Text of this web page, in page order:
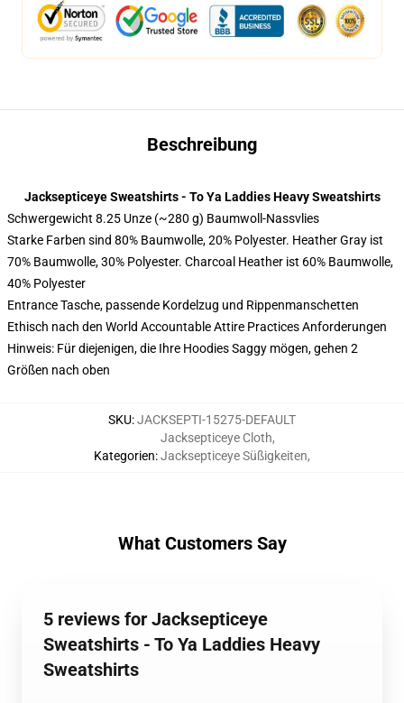
Beschreibung
Jacksepticeye Sweatshirts - To Ya Laddies Heavy Sweatshirts
Schwergewicht 8.25 Unze (~280 g) Baumwoll-Nassvlies
Starke Farben sind 80% Baumwolle, 20% Polyester. Heather Gray ist
70% Baumwolle, 30% Polyester. Charcoal Heather ist 60% Baumwolle,
40% Polyester
Entrance Tasche, passende Kordelzug und Rippenmanschetten
Ethisch nach den World Accountable Attire Practices Anforderungen
Hinweis: Für diejenigen, die Ihre Hoodies Saggy mögen, gehen 2
Größen nach oben
SKU:JACKSEPTI-15275-DEFAULT
Kategorien:
Jacksepticeye Cloth,
Jacksepticeye Süßigkeiten,
What Customers Say
5 reviews for Jacksepticeye
Sweatshirts - To Ya Laddies Heavy
Sweatshirts